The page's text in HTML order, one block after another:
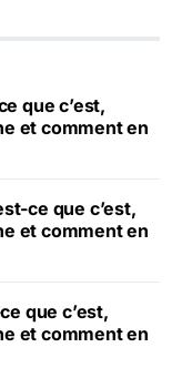
que c’est,
et comment en
ce que c’est,
et comment en
que c’est,
et comment en